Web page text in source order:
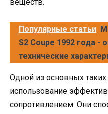
веществ.
Популярные статьи
S2 Coupe 1992 года -
технические
Одной из основных таких
использование
сопротивлением. Они